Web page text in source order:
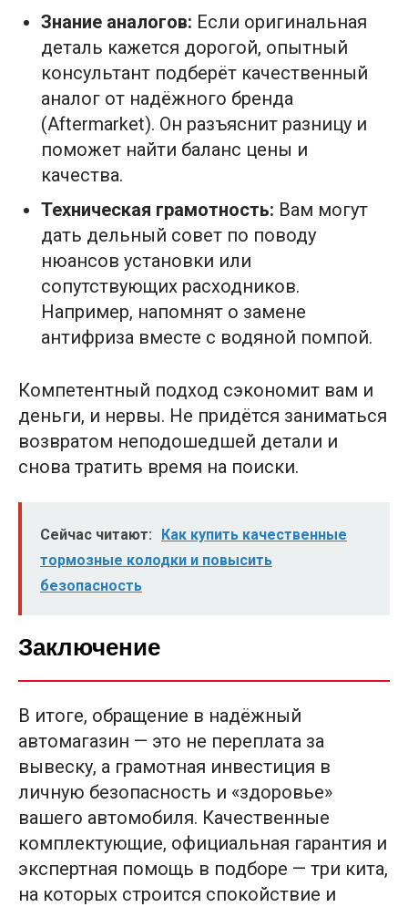
Знание аналогов: Если оригинальная
деталь кажется дорогой, опытный
консультант подберёт качественный
аналог от надёжного бренда
(Aftermarket). Он разъяснит разницу и
поможет найти баланс цены и
качества.
Техническая грамотность: Вам могут
дать дельный совет по поводу
нюансов установки или
сопутствующих расходников.
Например, напомнят о замене
антифриза вместе с водяной помпой.
Компетентный подход сэкономит вам и
деньги, и нервы. Не придётся заниматься
возвратом неподошедшей детали и
снова тратить время на поиски.
Сейчас читают:
Как купить качественные
тормозные колодки и повысить
безопасность
Заключение
В итоге, обращение в надёжный
автомагазин — это не переплата за
вывеску, а грамотная инвестиция в
личную безопасность и «здоровье»
вашего автомобиля. Качественные
комплектующие, официальная гарантия и
экспертная помощь в подборе — три кита,
на которых строится спокойствие и